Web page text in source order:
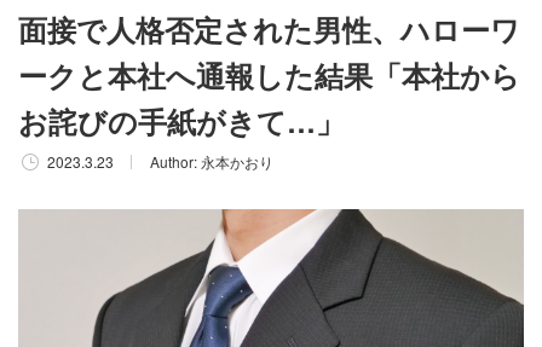
面接で人格否定された男性、ハローワ
ークと本社へ通報した結果「本社から
お詫びの手紙がきて…」
2023.3.23 Author:永本かおり